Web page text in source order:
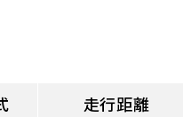
走行距離